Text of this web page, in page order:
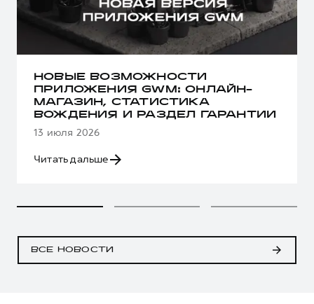
НОВЫЕ ВОЗМОЖНОСТИ
ПРИЛОЖЕНИЯ GWM: ОНЛАЙН-
МАГАЗИН, СТАТИСТИКА
ВОЖДЕНИЯ И РАЗДЕЛ ГАРАНТИИ
13 июля 2026
Читать дальше
ВСЕ НОВОСТИ